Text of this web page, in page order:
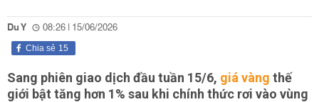
Du Y 08:26 | 15/06/2026
15
Chia sẻ
Sang phiên giao dịch đầu tuần 15/6, giá vàng thế
giới bật tăng hơn 1% sau khi chính thức rơi vào vùng